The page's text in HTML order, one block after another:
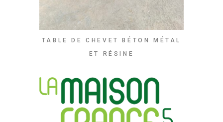
TABLE DE CHEVET BÉTON MÉTAL
ET RÉSINE